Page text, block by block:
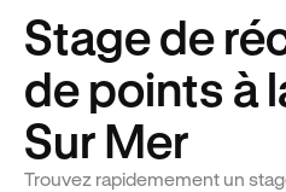
Stage de
de points à
Sur Mer
Trouvez rapidemement un